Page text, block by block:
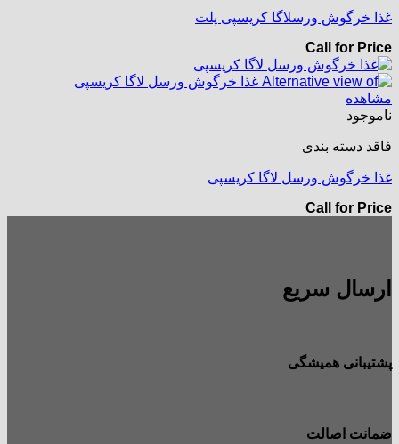
غذا خرگوش ورسلاگا کریسپی پلت
Call for Price
مشاهده
ناموجود
فاقد دسته بندی
غذا خرگوش ورسل لاگا کریسپی
Call for Price
ارسال سریع
پشتیبانی همیشگی
ضمانت اصالت